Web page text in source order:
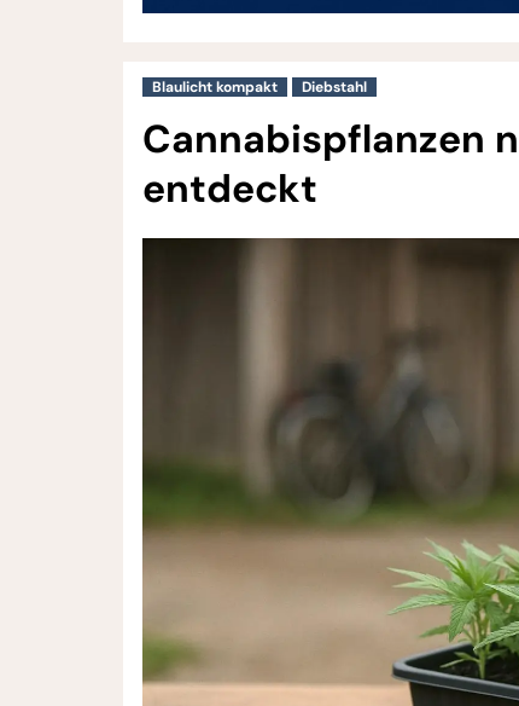
Blaulicht kompakt Diebstahl
Cannabispflanzen
entdeckt